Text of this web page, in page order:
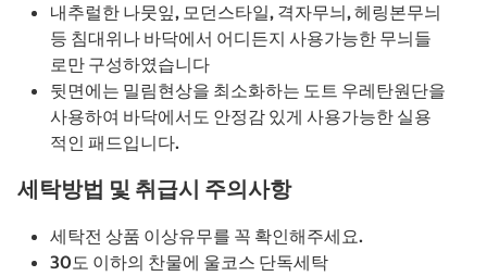
내추럴한 나뭇잎, 모던스타일, 격자무늬, 헤링본무늬
등 침대위나 바닥에서 어디든지 사용가능한 무늬들
로만 구성하였습니다
뒷면에는 밀림현상을 최소화하는 도트 우레탄원단을
사용하여 바닥에서도 안정감 있게 사용가능한 실용
적인 패드입니다.
세탁방법 및 취급시 주의사항
세탁전 상품 이상유무를 꼭 확인해주세요.
30도 이하의 찬물에 울코스 단독세탁